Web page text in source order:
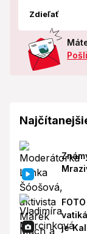
Zdieľať
je